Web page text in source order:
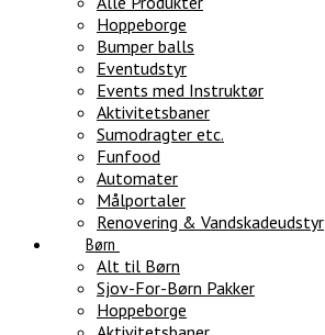
Hoppeborge
Bumper balls
Eventudstyr
Events med Instruktør
Aktivitetsbaner
Sumodragter etc.
Funfood
Automater
Målportaler
Renovering & Vandskadeudstyr
Børn
Alt til Børn
Sjov-For-Børn Pakker
Hoppeborge